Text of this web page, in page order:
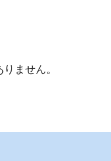
ません。